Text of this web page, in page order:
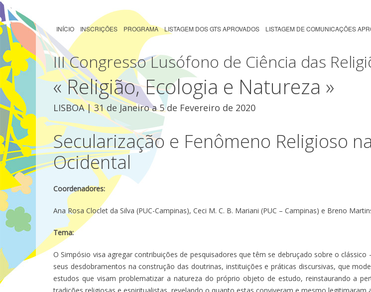
INÍCIO INSCRIÇÕES PROGRAMA LISTAGEM DOS GTS APROVADOS LISTAGEM DE COMUNICAÇÕES
III Congresso Lusófono de Ciência das
« Religião, Ecologia e Natureza »
LISBOA | 31 de Janeiro a 5 de Fevereiro de 2020
Secularização e Fenômeno Religioso
Ocidental
Coordenadores:
Ana Rosa Cloclet da Silva (PUC-Campinas), Ceci M. C. B. Mariani (PUC – Campinas) e Breno
Tema:
O Simpósio visa agregar contribuições de pesquisadores que têm se debruçado sobre o
seus desdobramentos na construção das doutrinas, instituições e práticas discursivas, que
estudos que visam problematizar a natureza do próprio objeto de estudo, reinstaurando a